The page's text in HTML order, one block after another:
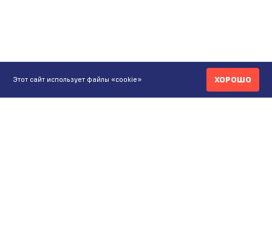
Этот сайт использует файлы «cookie» ХОРОШО